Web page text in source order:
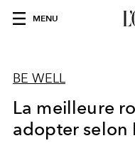
MENU
BE WELL
La meilleure
adopter selon